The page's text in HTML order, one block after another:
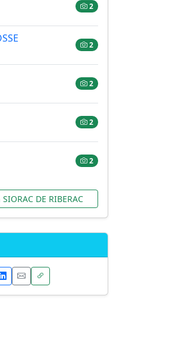
2
2
2
2
2
DE RIBERAC